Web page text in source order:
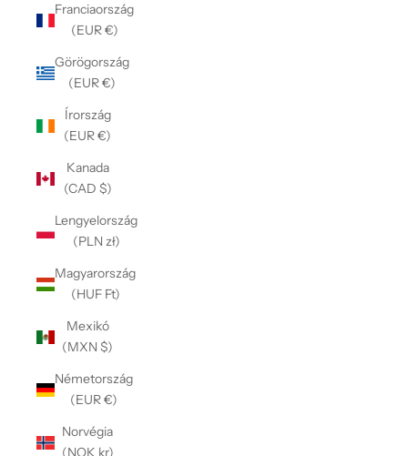
Franciaország
(EUR €)
Görögország
(EUR €)
Írország
(EUR €)
Kanada
(CAD $)
Lengyelország
(PLN zł)
Magyarország
(HUF Ft)
Mexikó
(MXN $)
Németország
(EUR €)
Norvégia
(NOK kr)